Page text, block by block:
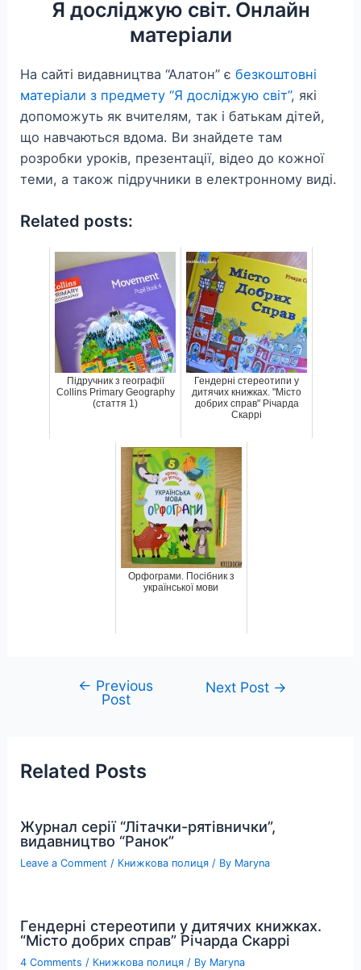
Я досліджую світ. Онлайн
матеріали
На сайті видавництва “Алатон” єбезкоштовні
матеріали з предмету “Я досліджую світ”, які
допоможуть як вчителям, так і батькам дітей,
що навчаються вдома. Ви знайдете там
розробки уроків, презентації, відео до кожної
теми, а також підручники в електронному виді.
Related posts:
Підручник з географії
Collins Primary Geography
(стаття 1)
Гендерні стереотипи у
дитячих книжках. "Місто
добрих справ" Річарда
Скаррі
Орфограми. Посібник з
української мови
navigation
← Previous
Post
Next Post →
Related Posts
Журнал серії “Літачки-рятівнички”,
видавництво “Ранок”
Leave a Comment / Книжкова полиця / By Maryna
Гендерні стереотипи у дитячих книжках.
“Місто добрих справ” Річарда Скаррі
4 Comments / Книжкова полиця / By Maryna